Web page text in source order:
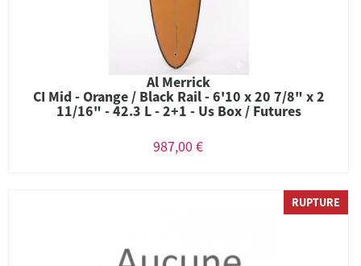
Al Merrick
CI Mid - Orange / Black Rail - 6'10 x 20 7/8" x 2
11/16" - 42.3 L - 2+1 - Us Box / Futures
987,00 €
RUPTURE